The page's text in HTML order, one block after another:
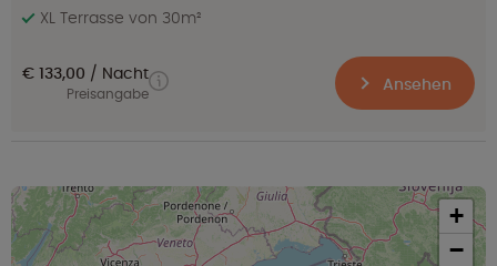
XL Terrasse von 30m²
€ 133,00 Nacht
Preisangabe Ansehen
+
−